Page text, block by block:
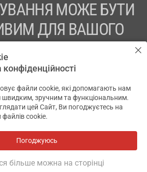
МОЖЕ БУТИ
ДЛЯ ВАШОГО
ПРЕПАРАТУ ПРОКОНСУЛЬТУЙТЕСЬ
911.ЮА» Код ЄДРПОУ 43631965.
від відповідальності
інформаційна система АПТЕКА911.ЮА
конфіденційності
файли cookie, які допомагають нам
швидким, зручним та функціональним.
цей Сайт, Ви погоджуєтесь на
cookie.
Погоджуюсь
більше можна на сторінці
✕